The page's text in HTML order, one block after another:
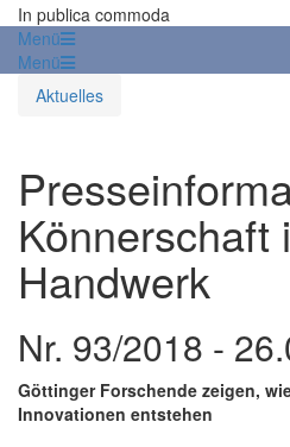
In publica commoda
Menü
Menü
Aktuelles
Könnerschaft
Handwerk
Nr. 93/2018 -
Göttinger Forschende zeigen,
Innovationen entstehen